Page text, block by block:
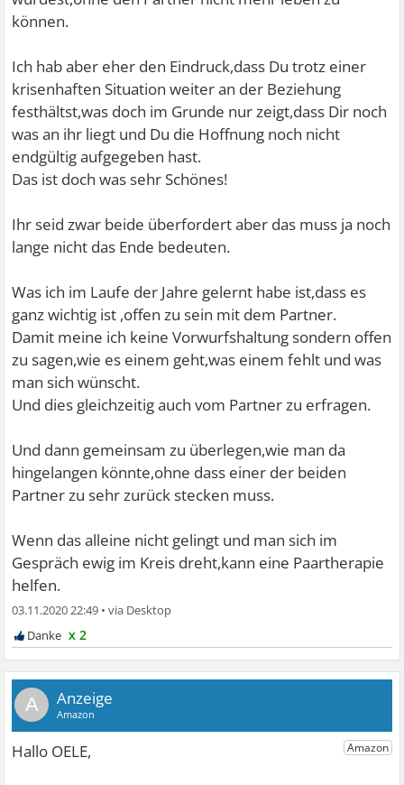
können.
Ich hab aber eher den Eindruck,dass Du trotz einer
krisenhaften Situation weiter an der Beziehung
festhältst,was doch im Grunde nur zeigt,dass Dir noch
was an ihr liegt und Du die Hoffnung noch nicht
endgültig aufgegeben hast.
Das ist doch was sehr Schönes!
Ihr seid zwar beide überfordert aber das muss ja noch
lange nicht das Ende bedeuten.
Was ich im Laufe der Jahre gelernt habe ist,dass es
ganz wichtig ist ,offen zu sein mit dem Partner.
Damit meine ich keine Vorwurfshaltung sondern offen
zu sagen,wie es einem geht,was einem fehlt und was
man sich wünscht.
Und dies gleichzeitig auch vom Partner zu erfragen.
Und dann gemeinsam zu überlegen,wie man da
hingelangen könnte,ohne dass einer der beiden
Partner zu sehr zurück stecken muss.
Wenn das alleine nicht gelingt und man sich im
Gespräch ewig im Kreis dreht,kann eine Paartherapie
helfen.
03.11.2020 22:49 •
x 2
A